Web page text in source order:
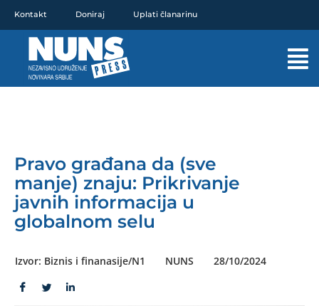
sadržaj
Kontakt Doniraj Uplati članarinu
Pravo građana da (sve
manje) znaju: Prikrivanje
javnih informacija u
globalnom selu
Izvor: Biznis i finanasije/N1 NUNS 28/10/2024